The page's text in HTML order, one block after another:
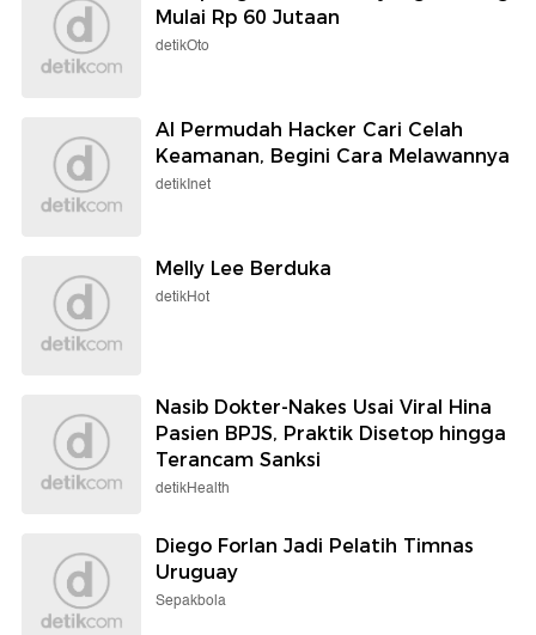
Mulai Rp 60 Jutaan
detikOto
AI Permudah Hacker Cari Celah
Keamanan, Begini Cara Melawannya
detikInet
Melly Lee Berduka
detikHot
Nasib Dokter-Nakes Usai Viral Hina
Pasien BPJS, Praktik Disetop hingga
Terancam Sanksi
detikHealth
Diego Forlan Jadi Pelatih Timnas
Uruguay
Sepakbola